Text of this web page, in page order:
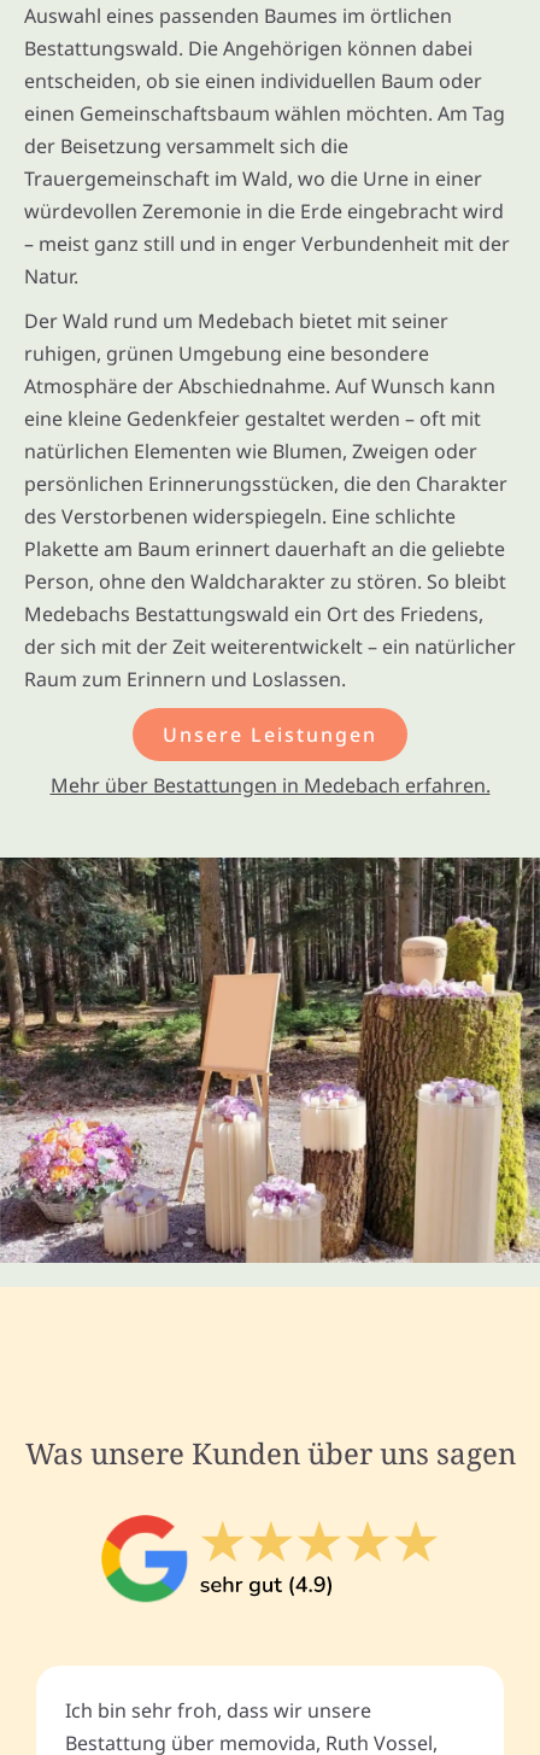
Auswahl eines passenden Baumes im örtlichen
Bestattungswald. Die Angehörigen können dabei
entscheiden, ob sie einen individuellen Baum oder
einen Gemeinschaftsbaum wählen möchten. Am Tag
der Beisetzung versammelt sich die
Trauergemeinschaft im Wald, wo die Urne in einer
würdevollen Zeremonie in die Erde eingebracht wird
– meist ganz still und in enger Verbundenheit mit der
Natur.
Der Wald rund um Medebach bietet mit seiner
ruhigen, grünen Umgebung eine besondere
Atmosphäre der Abschiednahme. Auf Wunsch kann
eine kleine Gedenkfeier gestaltet werden – oft mit
natürlichen Elementen wie Blumen, Zweigen oder
persönlichen Erinnerungsstücken, die den Charakter
des Verstorbenen widerspiegeln. Eine schlichte
Plakette am Baum erinnert dauerhaft an die geliebte
Person, ohne den Waldcharakter zu stören. So bleibt
Medebachs Bestattungswald ein Ort des Friedens,
der sich mit der Zeit weiterentwickelt – ein natürlicher
Raum zum Erinnern und Loslassen.
Unsere Leistungen
Mehr über Bestattungen in Medebach erfahren.
Was unsere Kunden über uns sagen
Ich bin sehr froh, dass wir unsere
Bestattung über memovida, Ruth Vossel,